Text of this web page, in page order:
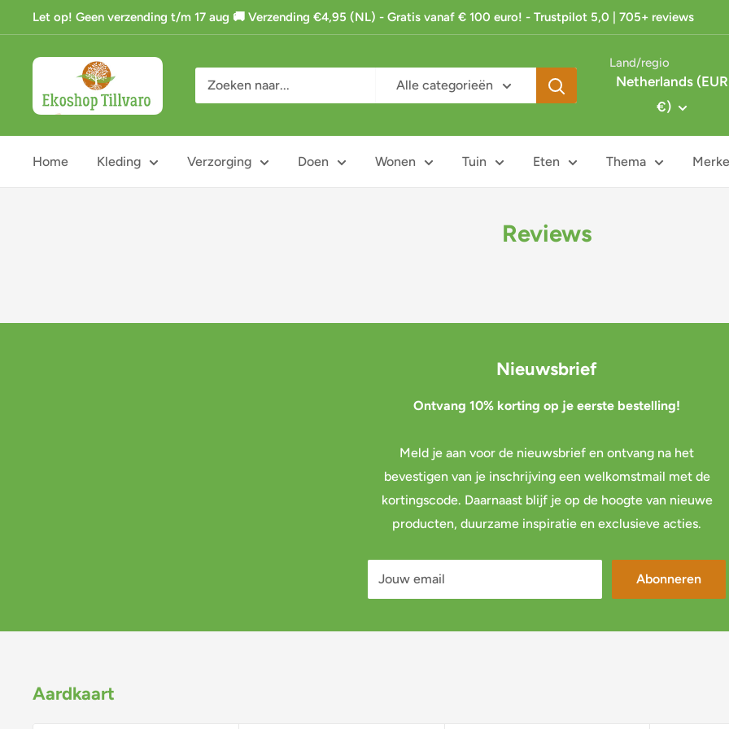
naar
Let op! Geen verzending t/m 17 aug 🚚 Verzending €4,95 (NL) - Gratis vanaf € 100 euro! - Trustpilot 5,0 | 705+ reviews
Ekoshop
Tillvaro
Alle categorieën
Land/regio
Netherlands (EUR
€)
Home Kleding Verzorging Doen Wonen Tuin Eten Thema
Reviews
Nieuwsbrief
Ontvang 10% korting op je eerste bestelling!
Meld je aan voor de nieuwsbrief en ontvang na het
bevestigen van je inschrijving een welkomstmail met de
kortingscode. Daarnaast blijf je op de hoogte van nieuwe
producten, duurzame inspiratie en exclusieve acties.
Jouw email Abonneren
Aardkaart